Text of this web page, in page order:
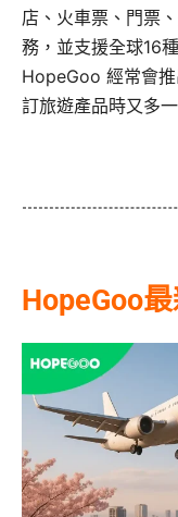
店、火車票、門票
務，並支援全球16
HopeGoo 經常會
訂旅遊產品時又多
HopeGoo